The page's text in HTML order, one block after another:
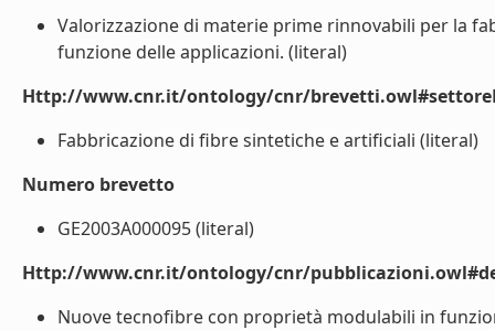
Valorizzazione di materie prime rinnovabili per la
funzione delle applicazioni. (literal)
Http://www.cnr.it/ontology/cnr/
Fabbricazione di fibre sintetiche e artificiali (literal)
Numero brevetto
GE2003A000095 (literal)
Http://www.cnr.it/ontology/cnr/
Nuove tecnofibre con proprietà modulabili in